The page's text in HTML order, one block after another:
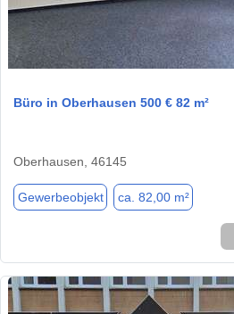
Büro in Oberhausen 500 € 82 m²
Oberhausen, 46145
Gewerbeobjekt ca. 82,00 m²